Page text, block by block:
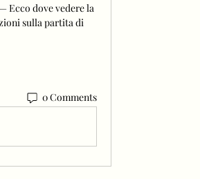
Ecco dove vedere la
sulla partita di
0 Comments